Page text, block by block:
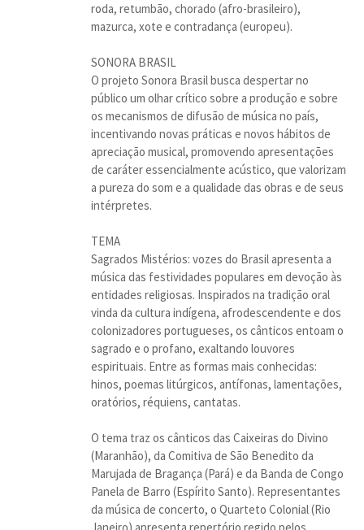
roda, retumbão, chorado (afro-brasileiro),
mazurca, xote e contradança (europeu).
SONORA BRASIL
O projeto Sonora Brasil busca despertar no
público um olhar crítico sobre a produção e sobre
os mecanismos de difusão de música no país,
incentivando novas práticas e novos hábitos de
apreciação musical, promovendo apresentações
de caráter essencialmente acústico, que valorizam
a pureza do som e a qualidade das obras e de seus
intérpretes.
TEMA
Sagrados Mistérios: vozes do Brasil apresenta a
música das festividades populares em devoção às
entidades religiosas. Inspirados na tradição oral
vinda da cultura indígena, afrodescendente e dos
colonizadores portugueses, os cânticos entoam o
sagrado e o profano, exaltando louvores
espirituais. Entre as formas mais conhecidas:
hinos, poemas litúrgicos, antífonas, lamentações,
oratórios, réquiens, cantatas.
O tema traz os cânticos das Caixeiras do Divino
(Maranhão), da Comitiva de São Benedito da
Marujada de Bragança (Pará) e da Banda de Congo
Panela de Barro (Espírito Santo). Representantes
da música de concerto, o Quarteto Colonial (Rio